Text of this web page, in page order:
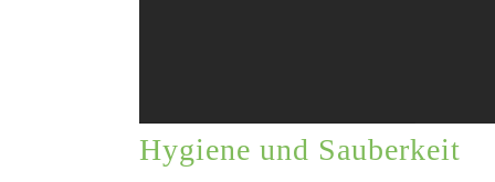
Hygiene und Sauberkeit